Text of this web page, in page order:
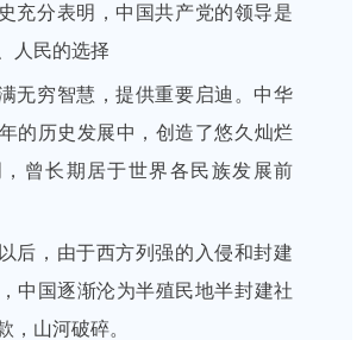
充分表明，中国共产党的领导是
人民的选择
无穷智慧，提供重要启迪。中华
的历史发展中，创造了悠久灿烂
曾长期居于世界各民族发展前
后，由于西方列强的入侵和封建
中国逐渐沦为半殖民地半封建社
，山河破碎。